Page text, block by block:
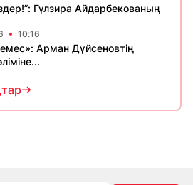
Гүлзира Айдарбекованың
10:16
Арман Дүйсеновтің